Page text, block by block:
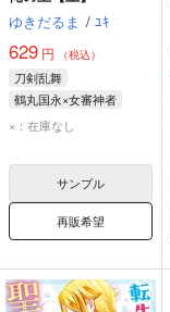
ゆきだるま / ﾕｷ
629 円 （税込）
刀剣乱舞
鶴丸国永×女審神者
鶴丸国永
×：在庫なし
サンプル
再販希望